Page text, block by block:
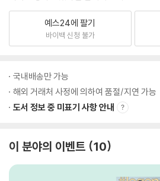
예스24에 팔기
바이백 신청 불가
국내배송만 가능
해외 거래처 사정에 의하여 품절/지연 가능
도서 정보 중 미표기 사항 안내
이 분야의 이벤트 10